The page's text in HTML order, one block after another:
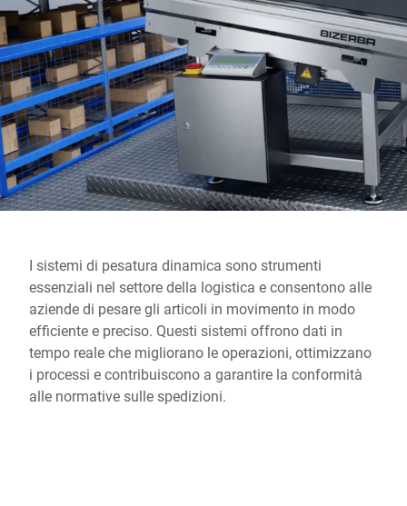
Sito web globale
I sistemi di pesatura dinamica sono strumenti
essenziali nel settore della logistica e consentono alle
aziende di pesare gli articoli in movimento in modo
efficiente e preciso. Questi sistemi offrono dati in
tempo reale che migliorano le operazioni, ottimizzano
i processi e contribuiscono a garantire la conformità
alle normative sulle spedizioni.